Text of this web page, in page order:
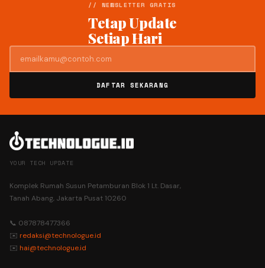
// NEWSLETTER GRATIS
Tetap Update
Setiap Hari
DAFTAR SEKARANG
YOUR TECH UPDATE
Komplek Rumah Susun Petamburan Blok 1 Lt. Dasar,
Tanah Abang, Jakarta Pusat 10260
📞 087878477366
✉️ redaksi@technologue.id
✉️ hai@technologue.id